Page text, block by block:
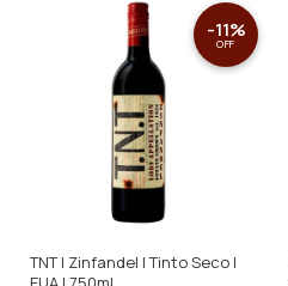
TNT | Zinfandel | Tinto Seco |
-11%
OFF